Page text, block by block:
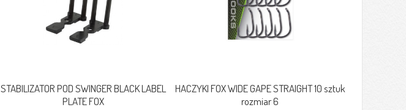
STABILIZATOR POD SWINGER BLACK LABEL
PLATE FOX
HACZYKI FOX WIDE GAPE STRAIGHT 10 sztuk
rozmiar 6